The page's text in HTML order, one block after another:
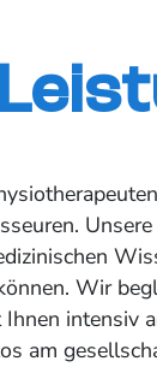
Wir
intensiv
am